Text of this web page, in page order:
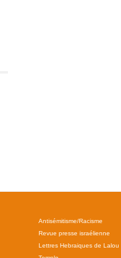
Antisémitisme/Racisme
Revue presse israélienne
Lettres Hebraiques de Lalou